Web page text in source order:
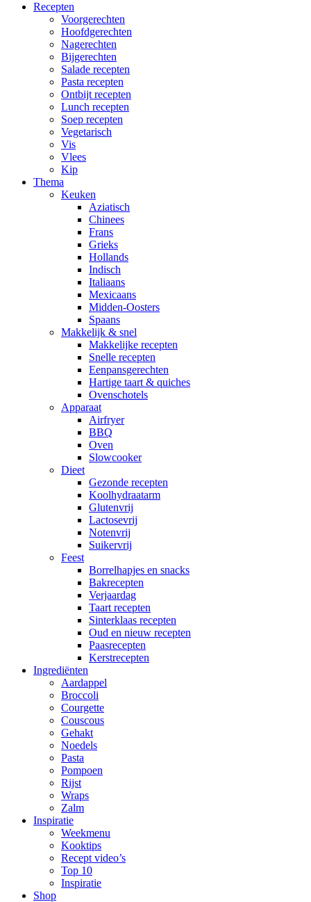
Recepten
Voorgerechten
Hoofdgerechten
Nagerechten
Bijgerechten
Salade recepten
Pasta recepten
Ontbijt recepten
Lunch recepten
Soep recepten
Vegetarisch
Vis
Vlees
Kip
Thema
Keuken
Aziatisch
Chinees
Frans
Grieks
Hollands
Indisch
Italiaans
Mexicaans
Midden-Oosters
Spaans
Makkelijk & snel
Makkelijke recepten
Snelle recepten
Eenpansgerechten
Hartige taart & quiches
Ovenschotels
Apparaat
Airfryer
BBQ
Oven
Slowcooker
Dieet
Gezonde recepten
Koolhydraatarm
Glutenvrij
Lactosevrij
Notenvrij
Suikervrij
Feest
Borrelhapjes en snacks
Bakrecepten
Verjaardag
Taart recepten
Sinterklaas recepten
Oud en nieuw recepten
Paasrecepten
Kerstrecepten
Ingrediënten
Aardappel
Broccoli
Courgette
Couscous
Gehakt
Noedels
Pasta
Pompoen
Rijst
Wraps
Zalm
Inspiratie
Weekmenu
Kooktips
Recept video’s
Top 10
Inspiratie
Shop